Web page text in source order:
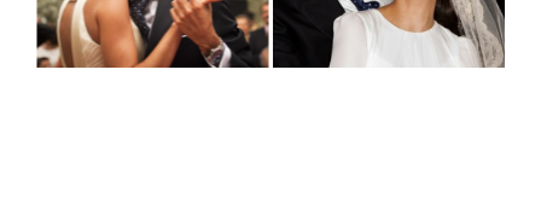
buen recuerdo.
Salinero de